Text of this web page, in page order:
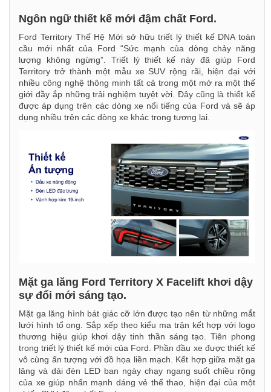
Ngôn ngữ thiết kế mới đậm chất Ford.
Ford Territory Thế Hệ Mới sở hữu triết lý thiết kế DNA toàn
cầu mới nhất của Ford “Sức mạnh của dòng chảy năng
lượng không ngừng”. Triết lý thiết kế này đã giúp Ford
Territory trở thành một mẫu xe SUV rộng rãi, hiện đại với
nhiều công nghệ thông minh tất cả trong một mở ra một thế
giới đầy ắp những trải nghiệm tuyệt vời. Đây cũng là thiết kế
được áp dụng trên các dòng xe nổi tiếng của Ford và sẽ áp
dụng nhiều trên các dòng xe khác trong tương lai.
Mặt ga lăng Ford Territory X Facelift khơi dậy
sự đổi mới sáng tạo.
Mặt ga lăng hình bát giác cỡ lớn được tạo nên từ những mắt
lưới hình tổ ong. Sắp xếp theo kiểu ma trận kết hợp với logo
thương hiệu giúp khơi dậy tinh thần sáng tạo. Tiên phong
trong triết lý thiết kế mới của Ford. Phần đầu xe được thiết kế
vô cùng ấn tượng với đồ họa liền mạch. Kết hợp giữa mặt ga
lăng và dải đèn LED ban ngày chạy ngang suốt chiều rộng
của xe giúp nhấn mạnh dáng vẻ thể thao, hiện đại của một